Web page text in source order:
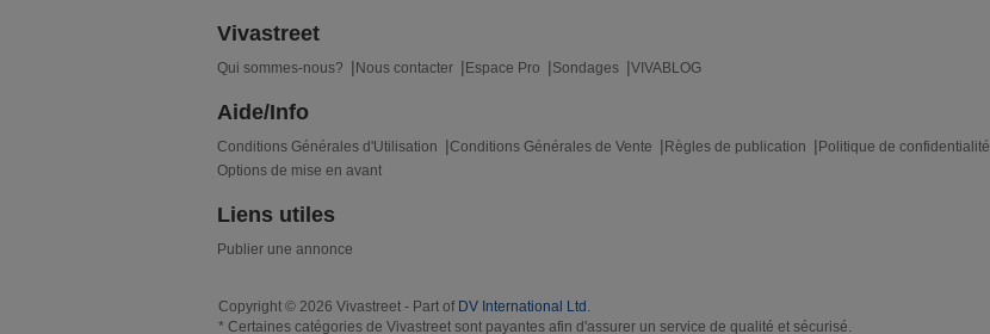
Vivastreet
Qui sommes-nous? Nous contacter Espace Pro Sondages VIVABLOG
Aide/Info
Conditions Générales d'Utilisation Conditions Générales de Vente Règles de publication Politique de confidentialité
Options de mise en avant
Liens utiles
Publier une annonce
Copyright © 2026 Vivastreet - Part of DV International Ltd .
* Certaines catégories de Vivastreet sont payantes afin d'assurer un service de qualité et sécurisé.